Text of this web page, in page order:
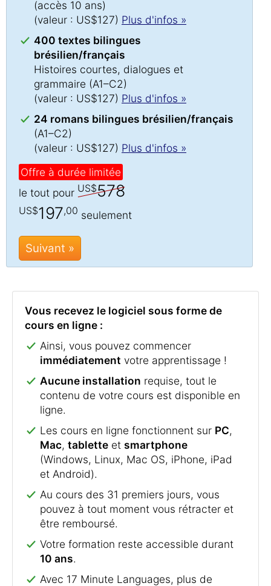
(accès 10 ans)
(valeur : US$127) Plus d'infos »
400 textes bilingues
brésilien/français
Histoires courtes, dialogues et
grammaire (A1–C2)
(valeur : US$127) Plus d'infos »
24 romans bilingues brésilien/français
(A1–C2)
(valeur : US$127) Plus d'infos »
Offre à durée limitée
le tout pour US$578
US$197,00 seulement
Suivant »
Vous recevez le logiciel sous forme de
cours en ligne :
Ainsi, vous pouvez commencer
immédiatement votre apprentissage !
Aucune installation requise, tout le
contenu de votre cours est disponible en
ligne.
Les cours en ligne fonctionnent sur PC,
Mac, tablette et smartphone
(Windows, Linux, Mac OS, iPhone, iPad
et Android).
Au cours des 31 premiers jours, vous
pouvez à tout moment vous rétracter et
être remboursé.
Votre formation reste accessible durant
10 ans.
Avec 17 Minute Languages, plus de